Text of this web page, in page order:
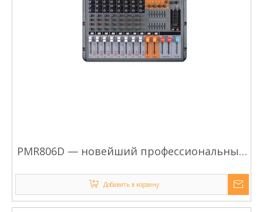
PMR806D — новейший профессиональный
Добавить в корзину